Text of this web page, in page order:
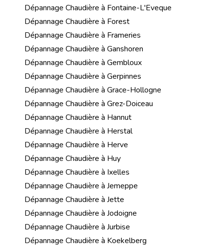
Dépannage Chaudière à Fontaine-L'Eveque
Dépannage Chaudière à Forest
Dépannage Chaudière à Frameries
Dépannage Chaudière à Ganshoren
Dépannage Chaudière à Gembloux
Dépannage Chaudière à Gerpinnes
Dépannage Chaudière à Grace-Hollogne
Dépannage Chaudière à Grez-Doiceau
Dépannage Chaudière à Hannut
Dépannage Chaudière à Herstal
Dépannage Chaudière à Herve
Dépannage Chaudière à Huy
Dépannage Chaudière à Ixelles
Dépannage Chaudière à Jemeppe
Dépannage Chaudière à Jette
Dépannage Chaudière à Jodoigne
Dépannage Chaudière à Jurbise
Dépannage Chaudière à Koekelberg